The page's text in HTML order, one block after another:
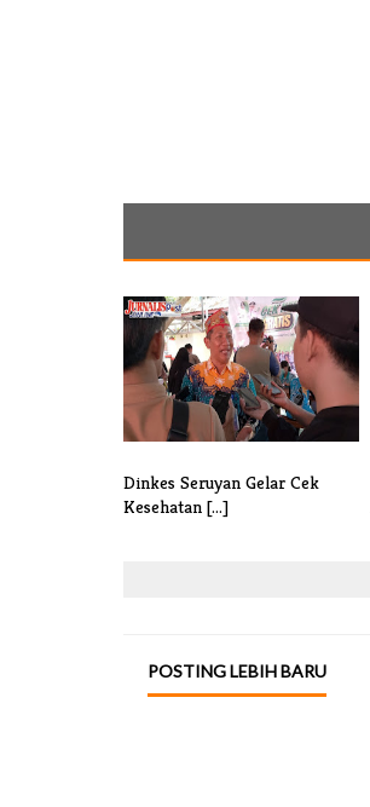
Dinkes Seruyan Gelar Cek
Kesehatan [...]
POSTING LEBIH BARU